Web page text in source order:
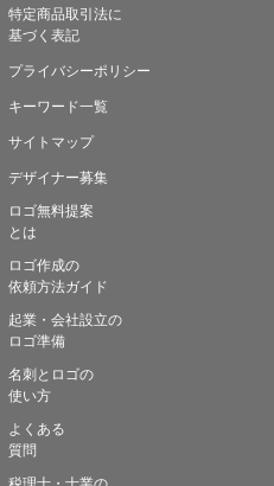
特定商品取引法に
基づく表記
プライバシーポリシー
キーワード一覧
サイトマップ
デザイナー募集
ロゴ無料提案
とは
ロゴ作成の
依頼方法ガイド
起業・会社設立の
ロゴ準備
名刺とロゴの
使い方
よくある
質問
税理士・士業の